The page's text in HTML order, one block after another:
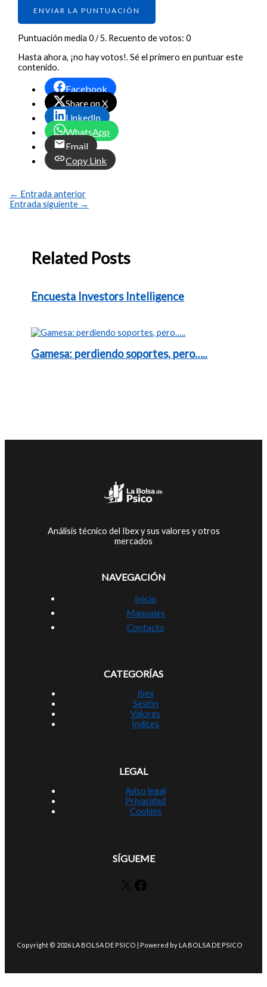
ENVIAR LA PUNTUACIÓN
Puntuación media0/ 5. Recuento de votos:0
Hasta ahora, ¡no hay votos!. Sé el primero en puntuar este
contenido.
Facebook
Share on X
LinkedIn
WhatsApp
Email
Copy Link
← Entrada anterior
Entrada siguiente →
Related Posts
Encuesta Investors Intelligence
Gamesa: perdiendo soportes, pero…..
Análisis técnico del Ibex y sus valores y otros
mercados
NAVEGACIÓN
Inicio
Manuales
Contacto
CATEGORÍAS
Ibex
Sesión
Valores
Índices
LEGAL
Aviso legal
Privacidad
Cookies
SÍGUEME
X Facebook
Copyright © 2026 LA BOLSA DE PSICO | Powered by LA BOLSA DE PSICO